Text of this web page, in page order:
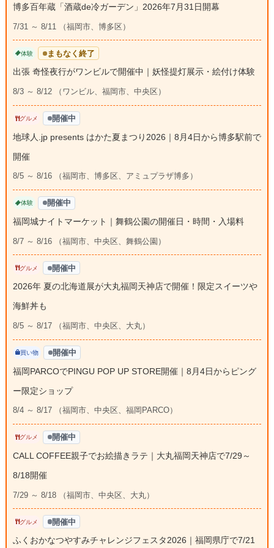
博多百年蔵「酒蔵de冷ガーデン」2026年7月31日開幕
7/31 ～ 8/11 （福岡市、博多区）
体験 まもなく終了
出張 奇怪夜行がワンビルで開催中｜妖怪提灯展示・絵付け体験
8/3 ～ 8/12 （ワンビル、福岡市、中央区）
グルメ 開催中
地球人.jp presents はかた夏まつり2026｜8月4日から博多駅前で
開催
8/5 ～ 8/16 （福岡市、博多区、アミュプラザ博多）
体験 開催中
福岡城ナイトマーケット｜舞鶴公園の開催日・時間・入場料
8/7 ～ 8/16 （福岡市、中央区、舞鶴公園）
グルメ 開催中
2026年 夏の北海道展が大丸福岡天神店で開催！限定スイーツや
海鮮丼も
8/5 ～ 8/17 （福岡市、中央区、大丸）
買い物 開催中
福岡PARCOでPINGU POP UP STORE開催｜8月4日からピング
ー限定ショップ
8/4 ～ 8/17 （福岡市、中央区、福岡PARCO）
グルメ 開催中
CALL COFFEE親子でお絵描きラテ｜大丸福岡天神店で7/29～
8/18開催
7/29 ～ 8/18 （福岡市、中央区、大丸）
グルメ 開催中
ふくおかなつやすみチャレンジフェスタ2026｜福岡県庁で7/21